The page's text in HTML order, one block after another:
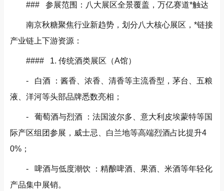
### 参展范围：八大展区全景覆盖，万亿赛道*触达
南京秋糖聚焦行业新趋势，划分八大核心展区，*链接
产业链上下游资源：
#### 1. 传统酒类展区（A馆）
- 白酒 ：酱香、浓香、清香等主流香型，茅台、五粮
液、洋河等头部品牌悉数亮相；
- 葡萄酒与烈酒 ：法国波尔多、意大利皮埃蒙特等国
际产区组团参展，威士忌、白兰地等高端烈酒占比提升4
0%；
- 啤酒与低度潮饮 ：精酿啤酒、果酒、米酒等年轻化
产品集中展销。